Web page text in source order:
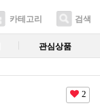
카테고리 검색
관심상품
2